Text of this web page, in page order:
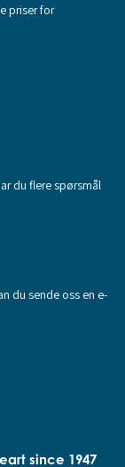
priser for
du flere spørsmål
du sende oss en e-
since 1947